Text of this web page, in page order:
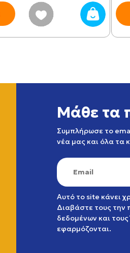
Μάθε τα
Συμπλήρωσε το
νέα μας και όλα τα
Αυτό το site κάνει
Διαβάστε τους την
δεδομένων και τους
εφαρμόζονται.